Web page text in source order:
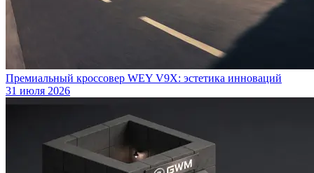
Премиальный кроссовер WEY V9X: эстетика инноваций
31 июля 2026